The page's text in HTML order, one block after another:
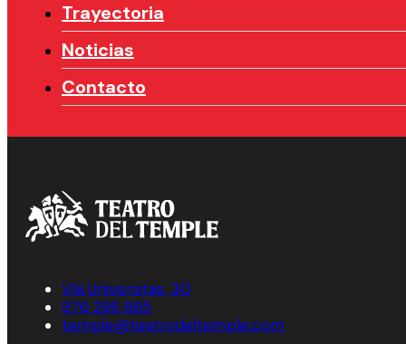
Trayectoria
Noticias
Contacto
Vía Universitas, 30
976 298 865
temple@teatrodeltemple.com